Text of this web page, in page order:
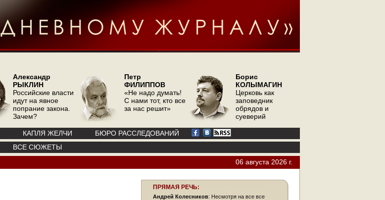
Александр
РЫКЛИН
Российские власти
идут на явное
попрание закона.
Зачем?
Петр
ФИЛИППОВ
«Не надо думать!
С нами тот, кто все
за нас решит»
Борис
КОЛЫМАГИН
Церковь как
заповедник
обрядов и
суеверий
КАПЛЯ ЖЕЛЧИ
БЮРО РАССЛЕДОВАНИЙ
ВСЕ СЮЖЕТЫ
06 августа 2026 г.
ПРЯМАЯ РЕЧЬ:
Андрей Колесников: Несмотря на все все